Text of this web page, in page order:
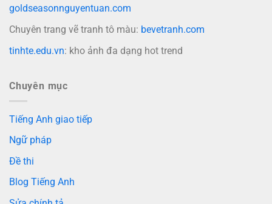
goldseasonnguyentuan.com
Chuyên trang vẽ tranh tô màu: bevetranh.com
tinhte.edu.vn: kho ảnh đa dạng hot trend
Chuyên mục
Tiếng Anh giao tiếp
Ngữ pháp
Đề thi
Blog Tiếng Anh